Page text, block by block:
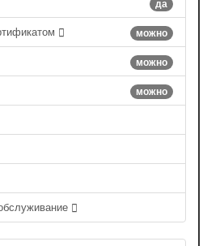
да
можно
можно
можно